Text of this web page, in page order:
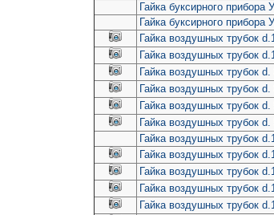
Гайка буксирного прибора
Гайка буксирного
Гайка воздушных трубок
Гайка воздушных трубок
Гайка воздушных трубок d.
Гайка воздушных трубок
Гайка воздушных трубок d.
Гайка воздушных трубок
Гайка воздушных трубок
Гайка воздушных трубок
Гайка воздушных трубок
Гайка воздушных трубок
Гайка воздушных трубок